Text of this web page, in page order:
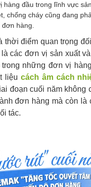
hàng đầu trong lĩnh vực
chống cháy cũng đang
hàng.
thời điểm quan trọng
các đơn vị sản xuất
những đơn vị
liệu cách âm cách
đoạn cuối năm không
đơn hàng mà còn là
tác.